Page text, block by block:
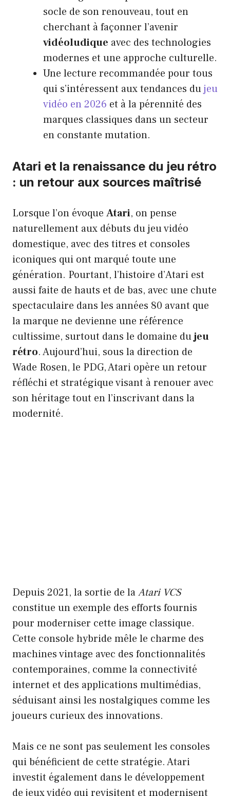
socle de son renouveau, tout en
cherchant à façonner l’avenir
vidéoludique avec des technologies
modernes et une approche culturelle.
Une lecture recommandée pour tous
qui s’intéressent aux tendances dujeu
vidéo en 2026 et à la pérennité des
marques classiques dans un secteur
en constante mutation.
Atari et la renaissance du jeu rétro
: un retour aux sources maîtrisé
Lorsque l’on évoque Atari, on pense
naturellement aux débuts du jeu vidéo
domestique, avec des titres et consoles
iconiques qui ont marqué toute une
génération. Pourtant, l’histoire d’Atari est
aussi faite de hauts et de bas, avec une chute
spectaculaire dans les années 80 avant que
la marque ne devienne une référence
cultissime, surtout dans le domaine dujeu
rétro. Aujourd’hui, sous la direction de
Wade Rosen, le PDG, Atari opère un retour
réfléchi et stratégique visant à renouer avec
son héritage tout en l’inscrivant dans la
modernité.
Depuis 2021, la sortie de laAtari VCS
constitue un exemple des efforts fournis
pour moderniser cette image classique.
Cette console hybride mêle le charme des
machines vintage avec des fonctionnalités
contemporaines, comme la connectivité
internet et des applications multimédias,
séduisant ainsi les nostalgiques comme les
joueurs curieux des innovations.
Mais ce ne sont pas seulement les consoles
qui bénéficient de cette stratégie. Atari
investit également dans le développement
de jeux vidéo qui revisitent et modernisent